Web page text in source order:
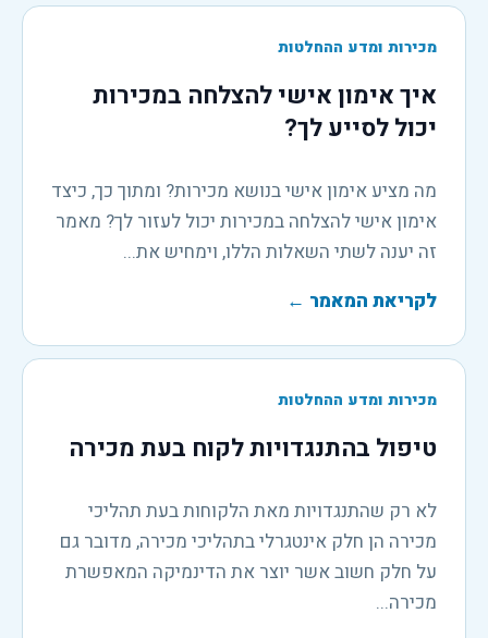
מכירות ומדע ההחלטות
איך אימון אישי להצלחה במכירות
יכול לסייע לך?
מה מציע אימון אישי בנושא מכירות? ומתוך כך, כיצד
אימון אישי להצלחה במכירות יכול לעזור לך? מאמר
זה יענה לשתי השאלות הללו, וימחיש את...
לקריאת המאמר ←
מכירות ומדע ההחלטות
טיפול בהתנגדויות לקוח בעת מכירה
לא רק שהתנגדויות מאת הלקוחות בעת תהליכי
מכירה הן חלק אינטגרלי בתהליכי מכירה, מדובר גם
על חלק חשוב אשר יוצר את הדינמיקה המאפשרת
מכירה...